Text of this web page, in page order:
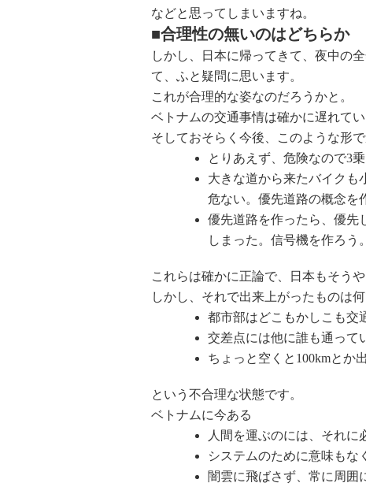
などと思ってしまいますね。
■合理性の無いのはどちらか
しかし、日本に帰ってきて、夜中の
て、ふと疑問に思います。
これが合理的な姿なのだろうかと。
ベトナムの交通事情は確かに遅れてい
そしておそらく今後、このような形
とりあえず、危険なので3
大きな道から来たバイクも
危ない。優先道路の概念を
優先道路を作ったら、優先
しまった。信号機を作ろう。
これらは確かに正論で、日本もそう
しかし、それで出来上がったものは
都市部はどこもかしこも交
交差点には他に誰も通って
ちょっと空くと100kmとか
という不合理な状態です。
ベトナムに今ある
人間を運ぶのには、それに
システムのために意味もな
闇雲に飛ばさず、常に周囲